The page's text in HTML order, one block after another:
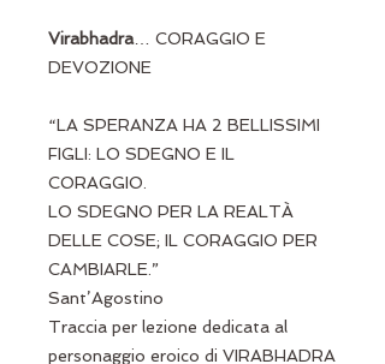
Virabhadra… CORAGGIO E
DEVOZIONE
“LA SPERANZA HA 2 BELLISSIMI
FIGLI: LO SDEGNO E IL
CORAGGIO.
LO SDEGNO PER LA REALTÀ
DELLE COSE; IL CORAGGIO PER
CAMBIARLE.”
Sant’Agostino
Traccia per lezione dedicata al
personaggio eroico di VIRABHADRA